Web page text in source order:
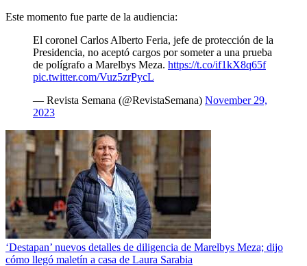
Este momento fue parte de la audiencia:
El coronel Carlos Alberto Feria, jefe de protección de la
Presidencia, no aceptó cargos por someter a una prueba
de polígrafo a Marelbys Meza. https://t.co/if1kX8q65f
pic.twitter.com/Vuz5zrPycL
— Revista Semana (@RevistaSemana) November 29,
2023
‘Destapan’ nuevos detalles de diligencia de Marelbys Meza; dijo
cómo llegó maletín a casa de Laura Sarabia